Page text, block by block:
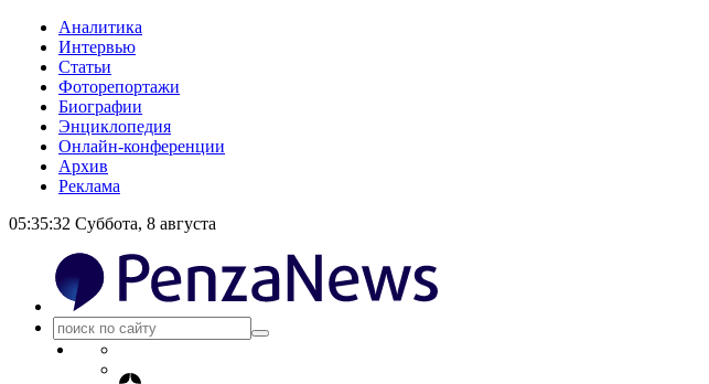
Аналитика
Интервью
Статьи
Фоторепортажи
Биографии
Энциклопедия
Онлайн-конференции
Архив
Реклама
05:35:32 Суббота, 8 августа